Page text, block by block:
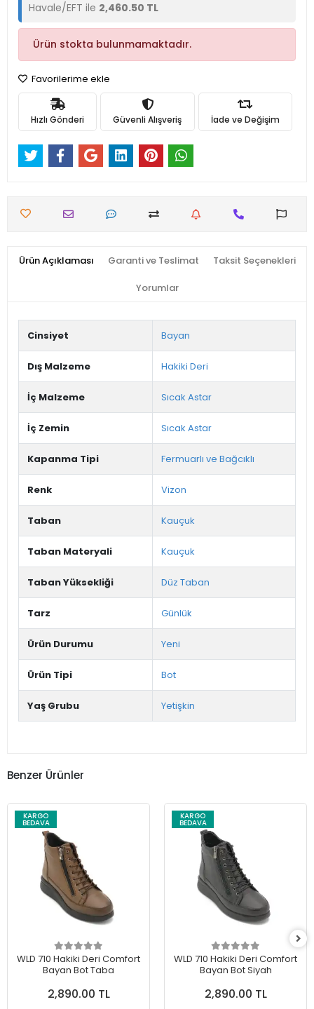
Havale/EFT ile 2,460.50 TL
Ürün stokta bulunmamaktadır.
Favorilerime ekle
Hızlı Gönderi Güvenli Alışveriş İade ve Değişim
Ürün Açıklaması Garanti ve Teslimat Taksit Seçenekleri
Yorumlar
Cinsiyet Bayan
Dış Malzeme Hakiki Deri
İç Malzeme Sıcak Astar
İç Zemin Sıcak Astar
Kapanma Tipi Fermuarlı ve Bağcıklı
Renk Vizon
Taban Kauçuk
Taban Materyali Kauçuk
Taban Yüksekliği Düz Taban
Tarz Günlük
Ürün Durumu Yeni
Ürün Tipi Bot
Yaş Grubu Yetişkin
Benzer Ürünler
KARGO
BEDAVA
WLD 710 Hakiki Deri Comfort
Bayan Bot Taba
2,890.00 TL
KARGO
BEDAVA
WLD 710 Hakiki Deri Comfort
Bayan Bot Siyah
2,890.00 TL